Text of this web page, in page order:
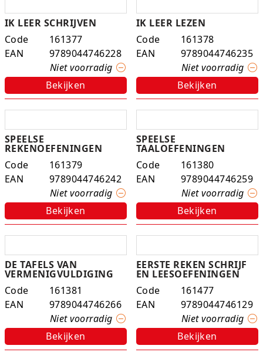
IK LEER SCHRIJVEN
Code
161377
EAN
9789044746228
Niet voorradig
Bekijken
IK LEER LEZEN
Code
161378
EAN
9789044746235
Niet voorradig
Bekijken
SPEELSE
REKENOEFENINGEN
Code
161379
EAN
9789044746242
Niet voorradig
Bekijken
SPEELSE
TAALOEFENINGEN
Code
161380
EAN
9789044746259
Niet voorradig
Bekijken
DE TAFELS VAN
VERMENIGVULDIGING
Code
161381
EAN
9789044746266
Niet voorradig
Bekijken
EERSTE REKEN SCHRIJF
EN LEESOEFENINGEN
Code
161477
EAN
9789044746129
Niet voorradig
Bekijken